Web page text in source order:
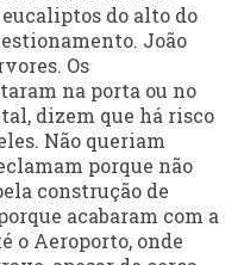
do alto do
João
Os
na porta ou no
dizem que há risco
Não queriam
porque não
construção de
acabaram com a
o Aeroporto, onde